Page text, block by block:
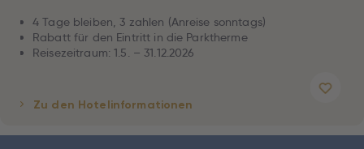
4 Tage bleiben, 3 zahlen (Anreise sonntags)
Rabatt für den Eintritt in die Parktherme
Reisezeitraum: 1.5. – 31.12.2026
Zu den Hotelinformationen